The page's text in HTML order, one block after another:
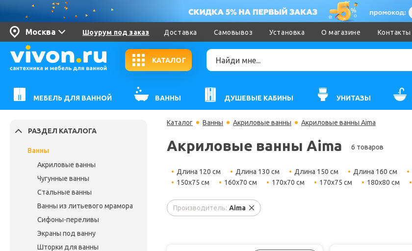
Москва Шоурум под заказ Доставка Самовывоз Установка О магазине Контакты
КАТАЛОГ
МЕБЕЛЬ ДЛЯ ВАННОЙ ВАННЫ ДУШЕВЫЕ КАБИНЫ УНИТАЗЫ
РАЗДЕЛ КАТАЛОГА
Ванны
Акриловые ванны
Чугунные ванны
Стальные ванны
Ванны из литьевого мрамора
Сифоны-переливы
Экраны под ванну
Шторки для ванны
Каталог Ванны Акриловые ванны Акриловые ванны Aima
Акриловые ванны Aima 6 товаров
Длина 120 см Длина 130 см Длина 150 см Длина 160 см
150х75 см
160х70 см 170х70 см 170х75 см 180х80 см
Производитель: Aima